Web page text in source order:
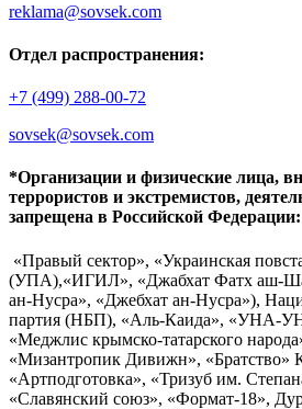
reklama@sovsek.com
Отдел распространения:
+7 (499) 288-00-72
sovsek@sovsek.com
*Организации и физические лица,
террористов и экстремистов,
запрещена в Российской Федерации:
«Правый сектор», «Украинская
(УПА),«ИГИЛ», «Джабхат Фатх аш-
ан-Нусра», «Джебхат ан-Нусра»),
партия (НБП), «Аль-Каида», «УНА-
«Меджлис крымско-татарского
«Мизантропик Дивижн», «Братство»
«Артподготовка», «Тризуб им.
«Славянский союз», «Формат-18»,